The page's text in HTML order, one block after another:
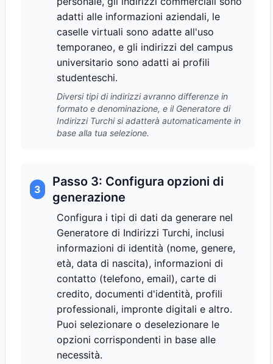
adatti alle informazioni aziendali, le
caselle virtuali sono adatte all'uso
temporaneo, e gli indirizzi del campus
universitario sono adatti ai profili
studenteschi.
Diversi tipi di indirizzi avranno differenze in
formato e denominazione, e il Generatore di
Indirizzi Turchi si adatterà automaticamente in
base alla tua selezione.
3
Passo 3: Configura opzioni di
generazione
Configura i tipi di dati da generare nel
Generatore di Indirizzi Turchi, inclusi
informazioni di identità (nome, genere,
età, data di nascita), informazioni di
contatto (telefono, email), carte di
credito, documenti d'identità, profili
professionali, impronte digitali e altro.
Puoi selezionare o deselezionare le
opzioni corrispondenti in base alle
necessità.